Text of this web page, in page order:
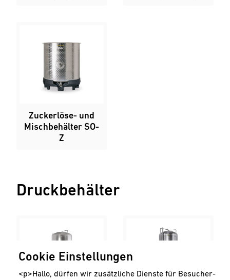
Zuckerlöse- und
Mischbehälter SO-
Z
Druckbehälter
Cookie Einstellungen
<p>Hallo, dürfen wir zusätzliche Dienste für Besucher-